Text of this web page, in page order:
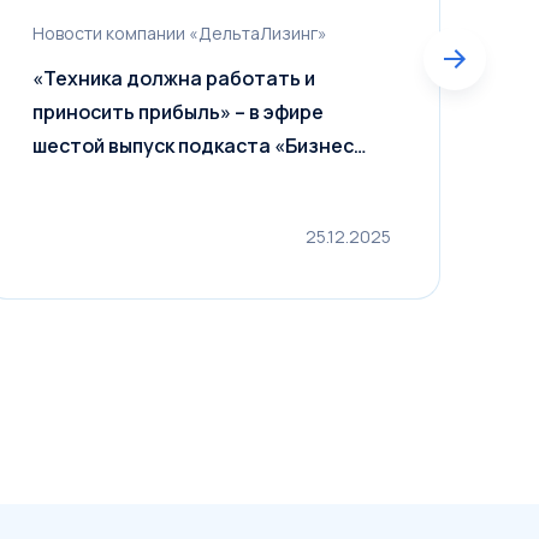
Новости компании «ДельтаЛизинг»
«Техника должна работать и
приносить прибыль» – в эфире
шестой выпуск подкаста «Бизнес
25.12.2025